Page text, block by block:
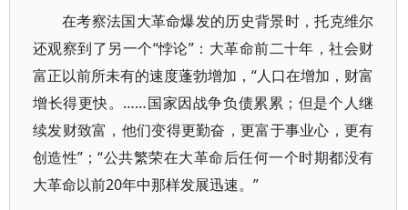
在考察法国大革命爆发的历史背景时，托克维尔
还观察到了另一个“悖论”：大革命前二十年，社会财
富正以前所未有的速度蓬勃增加，“人口在增加，财富
增长得更快。……国家因战争负债累累；但是个人继
续发财致富，他们变得更勤奋，更富于事业心，更有
创造性”；“公共繁荣在大革命后任何一个时期都没有
大革命以前20年中那样发展迅速。”